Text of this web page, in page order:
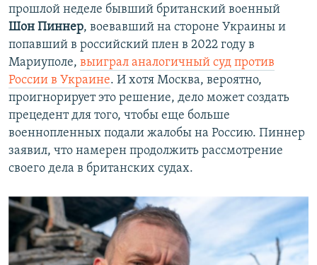
прошлой неделе бывший британский военный
Шон Пиннер, воевавший на стороне Украины и
попавший в российский плен в 2022 году в
Мариуполе, выиграл аналогичный суд против
России в Украине. И хотя Москва, вероятно,
проигнорирует это решение, дело может создать
прецедент для того, чтобы еще больше
военнопленных подали жалобы на Россию. Пиннер
заявил, что намерен продолжить рассмотрение
своего дела в британских судах.